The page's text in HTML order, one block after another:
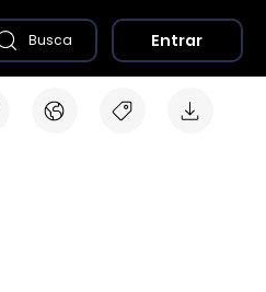
Busca Entrar